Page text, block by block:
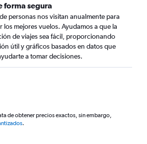
forma segura
personas nos visitan anualmente para
los mejores vuelos. Ayudamos a que la
de viajes sea fácil, proporcionando
útil y gráficos basados en datos que
a tomar decisiones.
de obtener precios exactos, sin embargo,
.